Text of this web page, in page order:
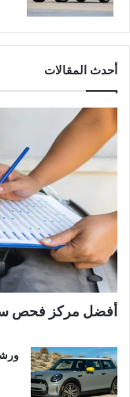
أحدث المقالات
أفضل مركز فحص